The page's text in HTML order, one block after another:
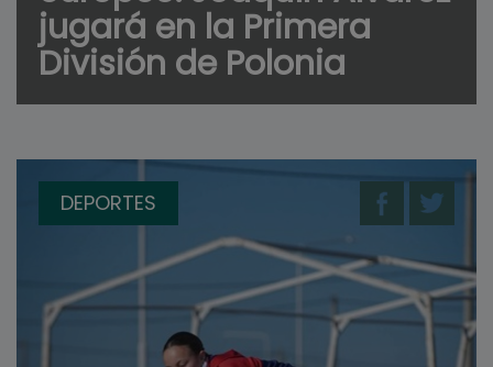
jugará en la Primera
División de Polonia
DEPORTES